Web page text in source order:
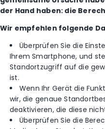
der Hand haben: die
Wir empfehlen folgende
Überprüfen Sie die
Ihrem Smartphone, und
Standortzugriff auf die
ist.
Wenn Ihr Gerät die
wir, die genaue
deaktivieren, die diese
Überprüfen Sie die